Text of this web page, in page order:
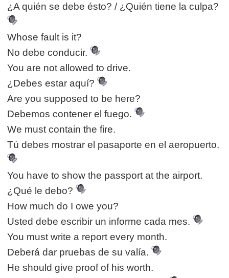
¿A quién se debe ésto? / ¿Quién tiene la culpa?
Whose fault is it?
No debe conducir.
You are not allowed to drive.
¿Debes estar aquí?
Are you supposed to be here?
Debemos contener el fuego.
We must contain the fire.
Tú debes mostrar el pasaporte en el aeropuerto.
You have to show the passport at the airport.
¿Qué le debo?
How much do I owe you?
Usted debe escribir un informe cada mes.
You must write a report every month.
Deberá dar pruebas de su valía.
He should give proof of his worth.